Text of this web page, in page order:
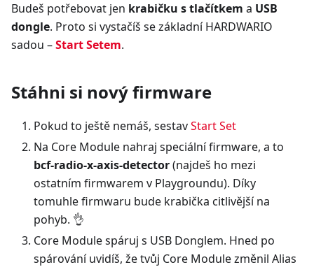
Budeš potřebovat jen krabičku s tlačítkem a USB
dongle. Proto si vystačíš se základní HARDWARIO
sadou –Start Setem.
Stáhni si nový firmware
Pokud to ještě nemáš, sestavStart Set
Na Core Module nahraj speciální firmware, a to
bcf-radio-x-axis-detector(najdeš ho mezi
ostatním firmwarem v Playgroundu). Díky
tomuhle firmwaru bude krabička citlivější na
pohyb. 👌
Core Module spáruj s USB Donglem. Hned po
spárování uvidíš, že tvůj Core Module změnil Alias